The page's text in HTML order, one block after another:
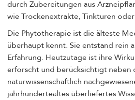
durch Zubereitungen aus
wie Trockenextrakte, Tinkturen oder
Die Phytotherapie ist die älteste
überhaupt kennt. Sie entstand rein
Erfahrung. Heutzutage ist ihre
erforscht und berücksichtigt neben
naturwissenschaftlich
jahrhundertealtes überliefertes